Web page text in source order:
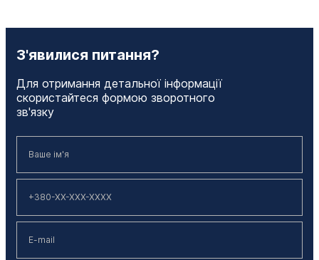
З'явилися питання?
Для отримання детальної інформації
скористайтеся формою зворотного
зв'язку